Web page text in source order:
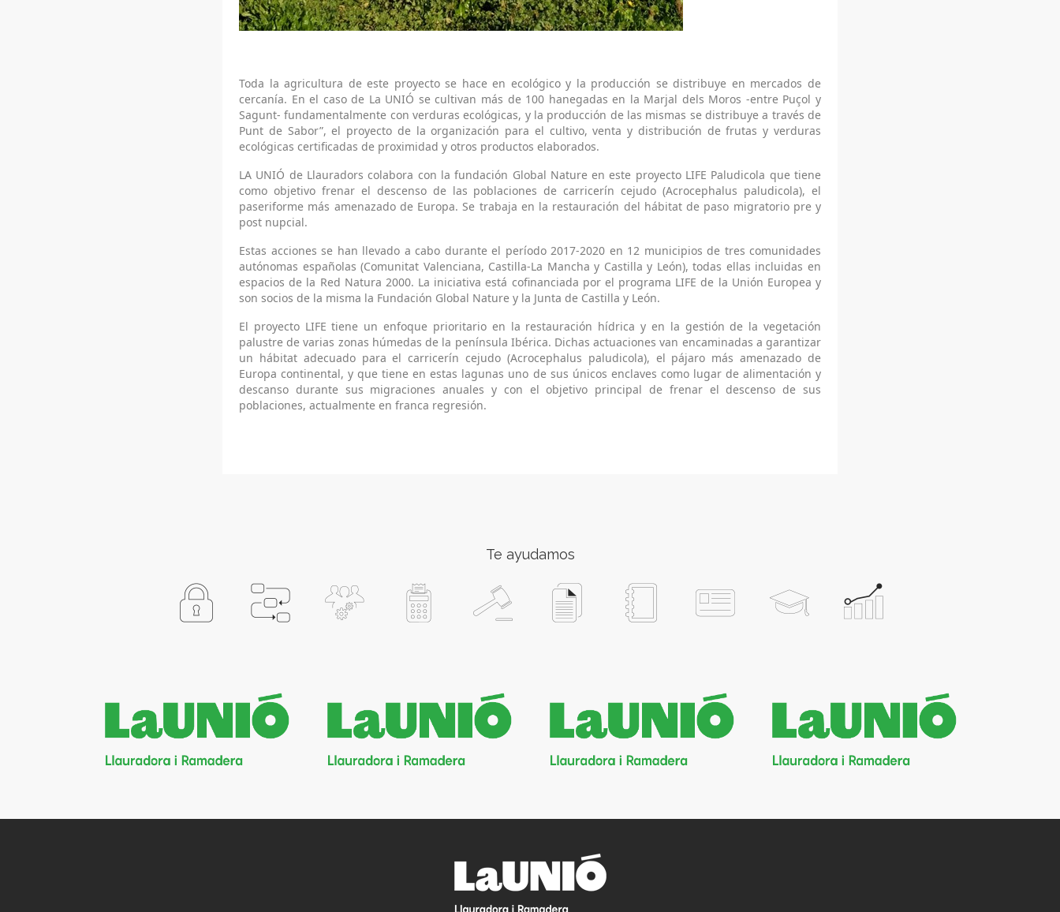
Toda la agricultura de este proyecto se hace en ecológico y la producción se distribuye en mercados de
cercanía. En el caso de La UNIÓ se cultivan más de 100 hanegadas en la Marjal dels Moros -entre Puçol y
Sagunt- fundamentalmente con verduras ecológicas, y la producción de las mismas se distribuye a través de
Punt de Sabor”, el proyecto de la organización para el cultivo, venta y distribución de frutas y verduras
ecológicas certificadas de proximidad y otros productos elaborados.
LA UNIÓ de Llauradors colabora con la fundación Global Nature en este proyecto LIFE Paludicola que tiene
como objetivo frenar el descenso de las poblaciones de carricerín cejudo (Acrocephalus paludicola), el
paseriforme más amenazado de Europa. Se trabaja en la restauración del hábitat de paso migratorio pre y
post nupcial.
Estas acciones se han llevado a cabo durante el período 2017-2020 en 12 municipios de tres comunidades
autónomas españolas (Comunitat Valenciana, Castilla-La Mancha y Castilla y León), todas ellas incluidas en
espacios de la Red Natura 2000. La iniciativa está cofinanciada por el programa LIFE de la Unión Europea y
son socios de la misma la Fundación Global Nature y la Junta de Castilla y León.
El proyecto LIFE tiene un enfoque prioritario en la restauración hídrica y en la gestión de la vegetación
palustre de varias zonas húmedas de la península Ibérica. Dichas actuaciones van encaminadas a garantizar
un hábitat adecuado para el carricerín cejudo (Acrocephalus paludicola), el pájaro más amenazado de
Europa continental, y que tiene en estas lagunas uno de sus únicos enclaves como lugar de alimentación y
descanso durante sus migraciones anuales y con el objetivo principal de frenar el descenso de sus
poblaciones, actualmente en franca regresión.
Te ayudamos